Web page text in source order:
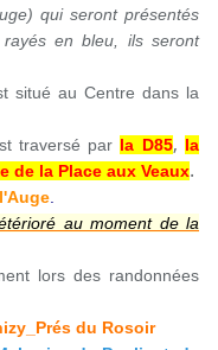
qui seront présentés
en bleu, ils seront
situé au Centre dans la
traversé par la D85,la
de la Place aux Veaux.
au moment de la
lors des randonnées
du Rosoir